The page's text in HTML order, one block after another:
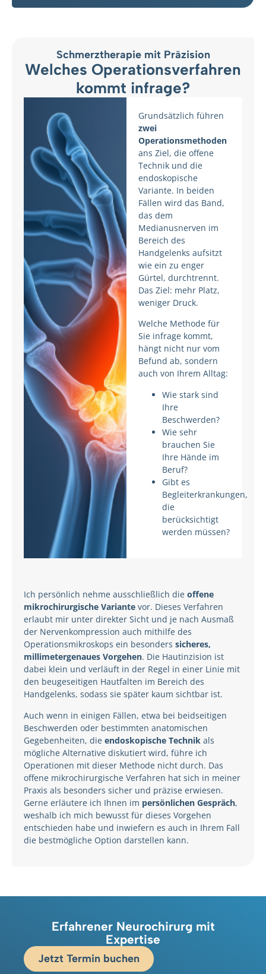
Schmerztherapie mit Präzision
Welches Operationsverfahren
kommt infrage?
Grundsätzlich führen
zwei
Operationsmethoden
ans Ziel, die offene
Technik und die
endoskopische
Variante. In beiden
Fällen wird das Band,
das dem
Medianusnerven im
Bereich des
Handgelenks aufsitzt
wie ein zu enger
Gürtel, durchtrennt.
Das Ziel: mehr Platz,
weniger Druck.
Welche Methode für
Sie infrage kommt,
hängt nicht nur vom
Befund ab, sondern
auch von Ihrem Alltag:
Wie stark sind
Ihre
Beschwerden?
Wie sehr
brauchen Sie
Ihre Hände im
Beruf?
Gibt es
Begleiterkrankungen,
die
berücksichtigt
werden müssen?
Ich persönlich nehme ausschließlich die offene
mikrochirurgische Variante vor. Dieses Verfahren
erlaubt mir unter direkter Sicht und je nach Ausmaß
der Nervenkompression auch mithilfe des
Operationsmikroskops ein besonders sicheres,
millimetergenaues Vorgehen. Die Hautinzision ist
dabei klein und verläuft in der Regel in einer Linie mit
den beugeseitigen Hautfalten im Bereich des
Handgelenks, sodass sie später kaum sichtbar ist.
Auch wenn in einigen Fällen, etwa bei beidseitigen
Beschwerden oder bestimmten anatomischen
Gegebenheiten, die endoskopische Technik als
mögliche Alternative diskutiert wird, führe ich
Operationen mit dieser Methode nicht durch. Das
offene mikrochirurgische Verfahren hat sich in meiner
Praxis als besonders sicher und präzise erwiesen.
Gerne erläutere ich Ihnen im persönlichen Gespräch,
weshalb ich mich bewusst für dieses Vorgehen
entschieden habe und inwiefern es auch in Ihrem Fall
die bestmögliche Option darstellen kann.
Erfahrener Neurochirurg mit
Expertise
Jetzt Termin buchen